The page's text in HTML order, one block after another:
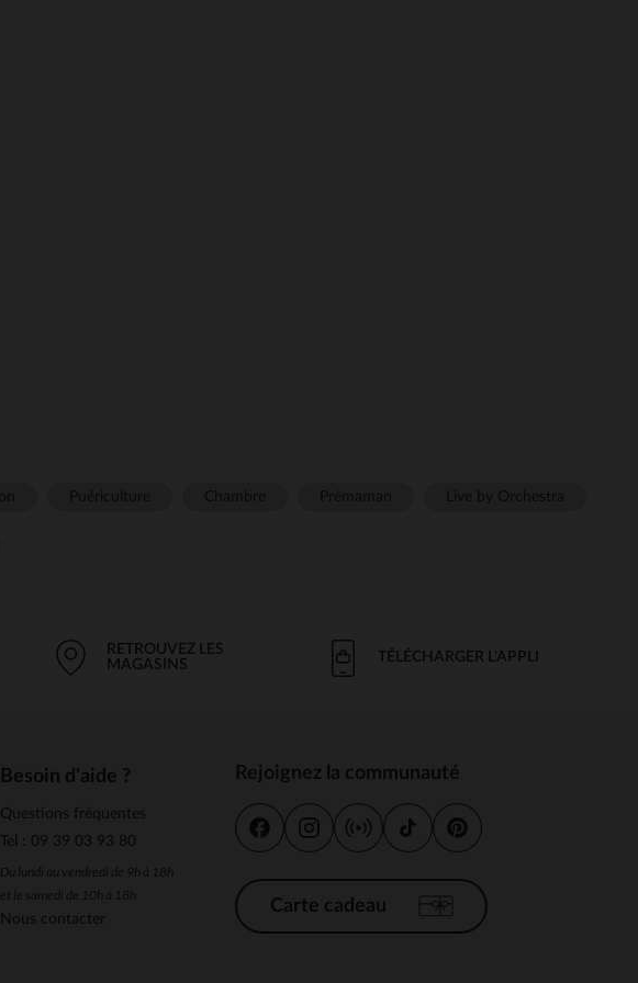
RETROUVEZ LES
MAGASINS
TÉLÉCHARGER L'APPLI
Besoin d'aide ?
Questions fréquentes
Tel : 09 39 03 93 80
Du lundi au vendredi de 9h à 18h
et le samedi de 10h à 18h
Nous contacter
Rejoignez la communauté
Carte cadeau